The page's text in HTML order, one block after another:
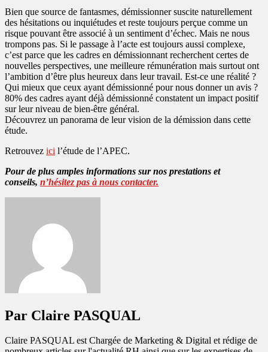
Bien que source de fantasmes, démissionner suscite naturellement
des hésitations ou inquiétudes et reste toujours perçue comme un
risque pouvant être associé à un sentiment d’échec. Mais ne nous
trompons pas. Si le passage à l’acte est toujours aussi complexe,
c’est parce que les cadres en démissionnant recherchent certes de
nouvelles perspectives, une meilleure rémunération mais surtout ont
l’ambition d’être plus heureux dans leur travail. Est-ce une réalité ?
Qui mieux que ceux ayant démissionné pour nous donner un avis ?
80% des cadres ayant déjà démissionné constatent un impact positif
sur leur niveau de bien-être général.
Découvrez un panorama de leur vision de la démission dans cette
étude.
Retrouvez ici l’étude de l’APEC.
Pour de plus amples informations sur nos prestations et
conseils, n’hésitez pas à nous contacter.
Par Claire PASQUAL
Claire PASQUAL est Chargée de Marketing & Digital et rédige de